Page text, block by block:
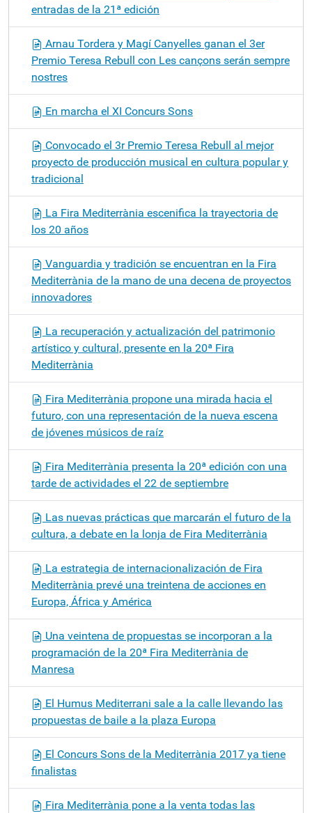
entradas de la 21ª edición
Arnau Tordera y Magí Canyelles ganan el 3er
Premio Teresa Rebull con Les cançons serán sempre
nostres
En marcha el XI Concurs Sons
Convocado el 3r Premio Teresa Rebull al mejor
proyecto de producción musical en cultura popular y
tradicional
La Fira Mediterrània escenifica la trayectoria de
los 20 años
Vanguardia y tradición se encuentran en la Fira
Mediterrània de la mano de una decena de proyectos
innovadores
La recuperación y actualización del patrimonio
artístico y cultural, presente en la 20ª Fira
Mediterrània
Fira Mediterrània propone una mirada hacia el
futuro, con una representación de la nueva escena
de jóvenes músicos de raíz
Fira Mediterrània presenta la 20ª edición con una
tarde de actividades el 22 de septiembre
Las nuevas prácticas que marcarán el futuro de la
cultura, a debate en la lonja de Fira Mediterrània
La estrategia de internacionalización de Fira
Mediterrània prevé una treintena de acciones en
Europa, África y América
Una veintena de propuestas se incorporan a la
programación de la 20ª Fira Mediterrània de
Manresa
El Humus Mediterrani sale a la calle llevando las
propuestas de baile a la plaza Europa
El Concurs Sons de la Mediterrània 2017 ya tiene
finalistas
Fira Mediterrània pone a la venta todas las